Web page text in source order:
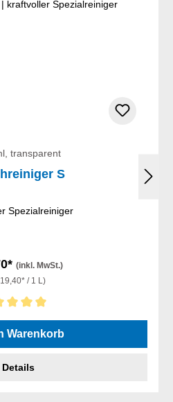
transparent
S
Spezialreiniger
(inkl. MwSt.)
/ 1 L)
von 5 von 5 Sternen
Warenkorb
Details